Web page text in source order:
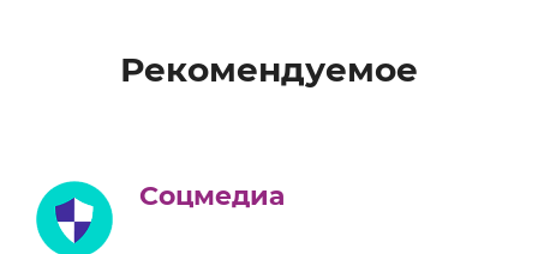
Рекомендуемое
Соцмедиа